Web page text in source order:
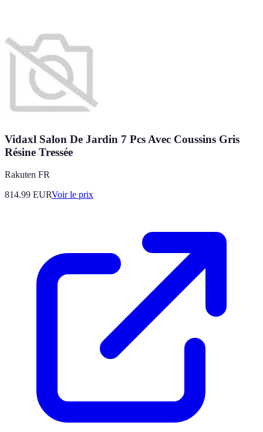
Vidaxl Salon De Jardin 7 Pcs Avec Coussins Gris
Résine Tressée
Rakuten FR
814.99 EURVoir le prix